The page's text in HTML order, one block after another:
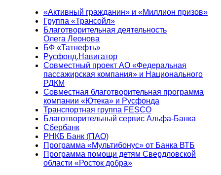
«Активный гражданин» и «Миллион призов»
Группа «Трансойл»
Благотворительная деятельность
Олега Леонова
БФ «Татнефть»
Русфонд.Навигатор
Совместный проект АО «Федеральная
пассажирская компания» и Национального
РДКМ
Совместная благотворительная программа
компании «Ютека» и Русфонда
Транспортная группа FESCO
Благотворительный сервис Альфа-Банка
Сбербанк
РНКБ Банк (ПАО)
Программа «Мультибонус» от Банка ВТБ
Программа помощи детям Свердловской
области «Росток добра»